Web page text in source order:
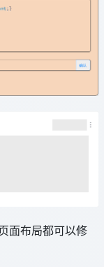
面布局都可以修